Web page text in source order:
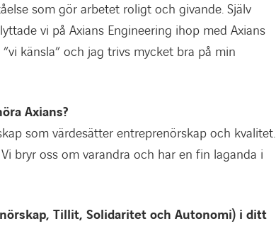
som gör arbetet roligt och givande. Själv
vi på Axians Engineering ihop med Axians
känsla” och jag trivs mycket bra på min
Axians?
som värdesätter entreprenörskap och kvalitet.
bryr oss om varandra och har en fin laganda i
Tillit, Solidaritet och Autonomi) i ditt